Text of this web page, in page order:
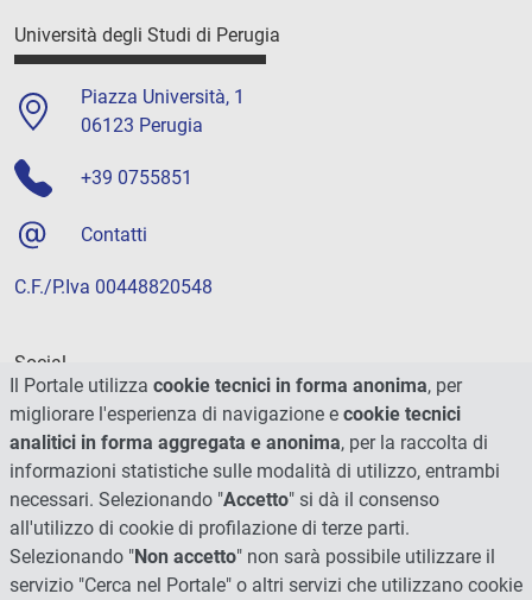
Università degli Studi di Perugia
Piazza Università, 1
06123 Perugia
+39 0755851
Contatti
C.F./P.Iva 00448820548
Social
Il Portale utilizza cookie tecnici in forma anonima, per
migliorare l'esperienza di navigazione e cookie tecnici
analitici in forma aggregata e anonima, per la raccolta di
informazioni statistiche sulle modalità di utilizzo, entrambi
necessari. Selezionando "Accetto" si dà il consenso
all'utilizzo di cookie di profilazione di terze parti.
Selezionando "Non accetto" non sarà possibile utilizzare il
servizio "Cerca nel Portale" o altri servizi che utilizzano cookie